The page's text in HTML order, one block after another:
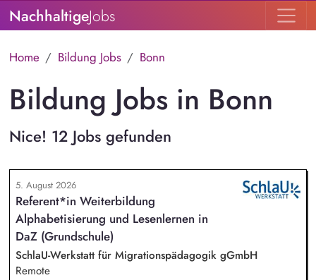
NachhaltigeJobs
Home Bildung Jobs Bonn
Bildung Jobs in Bonn
Nice! 12 Jobs gefunden
5. August 2026
Referent*in Weiterbildung
Alphabetisierung und Lesenlernen in
DaZ (Grundschule)
SchlaU-Werkstatt für Migrationspädagogik gGmbH
Remote